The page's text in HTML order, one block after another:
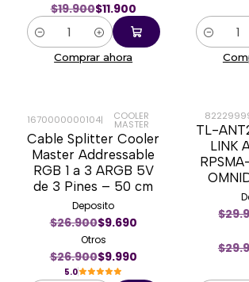
$19.900$11.900
Cantidad
Comprar ahora
Cantidad
-63%
1670000000104| COOLER
MASTER
Cable Splitter Cooler
Master Addressable
RGB 1 a 3 ARGB 5V
de 3 Pines – 50 cm
Deposito
$26.900$9.690
Otros
$26.900$9.990
5.0
-67%
TL-
LINK